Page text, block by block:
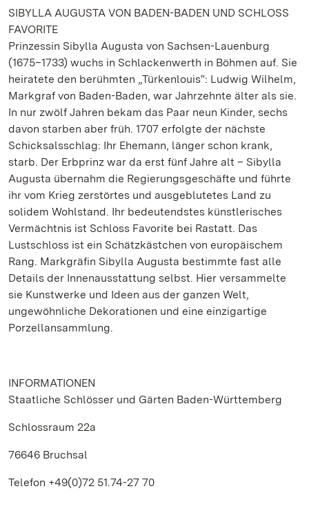
SIBYLLA AUGUSTA VON BADEN-BADEN UND SCHLOSS
FAVORITE
Prinzessin Sibylla Augusta von Sachsen-Lauenburg
(1675–1733) wuchs in Schlackenwerth in Böhmen auf. Sie
heiratete den berühmten „Türkenlouis“: Ludwig Wilhelm,
Markgraf von Baden-Baden, war Jahrzehnte älter als sie.
In nur zwölf Jahren bekam das Paar neun Kinder, sechs
davon starben aber früh. 1707 erfolgte der nächste
Schicksalsschlag: Ihr Ehemann, länger schon krank,
starb. Der Erbprinz war da erst fünf Jahre alt – Sibylla
Augusta übernahm die Regierungsgeschäfte und führte
ihr vom Krieg zerstörtes und ausgeblutetes Land zu
solidem Wohlstand. Ihr bedeutendstes künstlerisches
Vermächtnis ist Schloss Favorite bei Rastatt. Das
Lustschloss ist ein Schätzkästchen von europäischem
Rang. Markgräfin Sibylla Augusta bestimmte fast alle
Details der Innenausstattung selbst. Hier versammelte
sie Kunstwerke und Ideen aus der ganzen Welt,
ungewöhnliche Dekorationen und eine einzigartige
Porzellansammlung.
INFORMATIONEN
Staatliche Schlösser und Gärten Baden-Württemberg
Schlossraum 22a
76646 Bruchsal
Telefon +49(0)72 51.74-27 70